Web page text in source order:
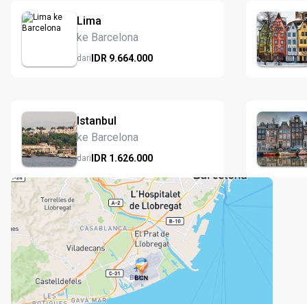
Lima
ke Barcelona
dariIDR 9.664.000
Istanbul
ke Barcelona
dariIDR 1.626.000